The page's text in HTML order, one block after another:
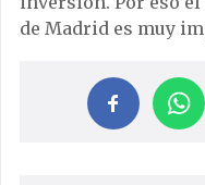
de Madrid es muy